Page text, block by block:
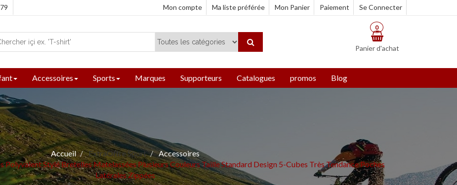
Mon compte Ma liste préférée Mon Panier Paiement Se Connecter
Panier d'achat
0
Accessoires Sports Marques Supporteurs Catalogues promos Blog
Accueil ExtraOffre Sport
Accessoires
Stylé Bretelles Matelassées Plusieurs Couleurs Taille Standard Design 5-Cubes Très Tendance Poches
Latérales Zippées